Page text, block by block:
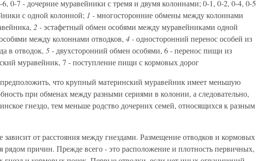
0-7 - дочерние муравейники с тремя и двумя колоннами; 0-1, 0-2, 0-4, 0-5
с одной колонной; 1 -многосторонние обмены между колоннами
2 -эстафетный обмен особями между муравейниками одной
между колоннами отводков, 4 -односторонний перенос особей из
в отводок, 5 - двухсторонний обмен особями, 6 - перенос пищи из
муравейник, 7 - поступление пищи с кормовых дорог
что крупный материнский муравейник имеет меньшую
при обменах между разными сериями в колонии, а следовательно,
гнездо, тем меньше родство дочерних семей, относящихся к разным
зависит от расстояния между гнездами. Размещение отводков и кормовых
рядом причин. Прежде всего - это расположение и плотность первичных,